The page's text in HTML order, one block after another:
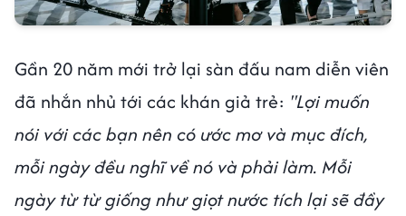
Gần 20 năm mới trở lại sàn đấu nam diễn viên
đã nhắn nhủ tới các khán giả trẻ: "Lợi muốn
nói với các bạn nên có ước mơ và mục đích,
mỗi ngày đều nghĩ về nó và phải làm. Mỗi
ngày từ từ giống như giọt nước tích lại sẽ đầy